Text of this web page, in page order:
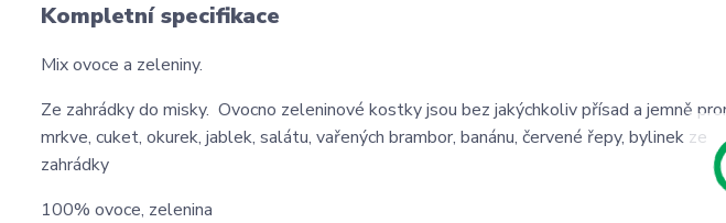
Kompletní specifikace
Mix ovoce a zeleniny.
Ze zahrádky do misky. Ovocno zeleninové kostky jsou bez jakýchkoliv přísad a jemně
mrkve, cuket, okurek, jablek, salátu, vařených brambor, banánu, červené řepy, bylinek ze
zahrádky
100% ovoce, zelenina